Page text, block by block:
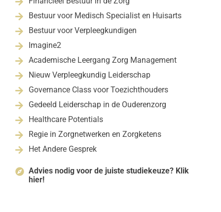
 Bestuur voor Medisch Specialist en Huisarts
 Bestuur voor Verpleegkundigen
 Imagine2
 Academische Leergang Zorg Management
 Nieuw Verpleegkundig Leiderschap
 Governance Class voor Toezichthouders
 Gedeeld Leiderschap in de Ouderenzorg
 Healthcare Potentials
 Regie in Zorgnetwerken en Zorgketens
 Het Andere Gesprek
 Advies nodig voor de juiste studiekeuze? Klik
hier!